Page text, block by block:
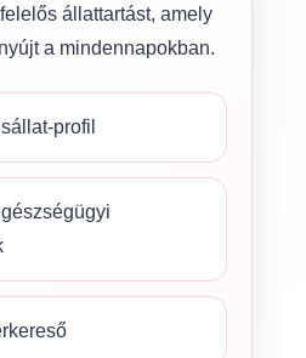
állattartást, amely
a mindennapokban.
profil